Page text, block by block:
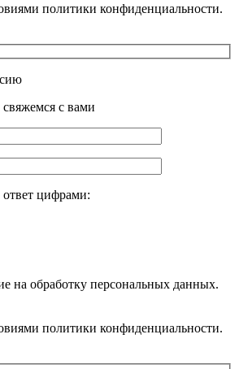
политики конфиденциальности.
с вами
цифрами:
на обработку персональных данных.
политики конфиденциальности.